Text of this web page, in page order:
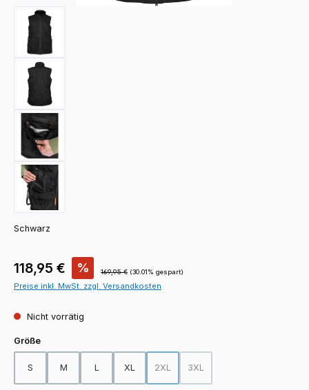
Schwarz
Verkaufspreis:
118,95 € % Regulärer Preis:
169,95 € (30.01% gespart)
Preise inkl. MwSt. zzgl. Versandkosten
Nicht vorrätig
Größeauswählen
S M L XL 2XL
(Diese Option ist zurzeit nicht
3XL
(Diese Option ist zurzeit